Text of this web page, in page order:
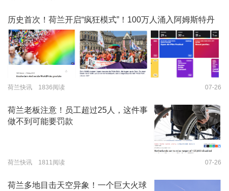
历史首次！荷兰开启“疯狂模式”！100万人涌入阿姆斯特丹
荷兰快讯 1836阅读 07-26
荷兰老板注意！员工超过25人，这件事
做不到可能要罚款
荷兰快讯 1811阅读 07-26
荷兰多地目击天空异象！一个巨大火球